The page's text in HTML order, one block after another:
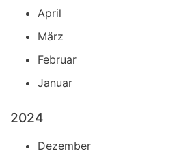
April
März
Februar
Januar
2024
Dezember